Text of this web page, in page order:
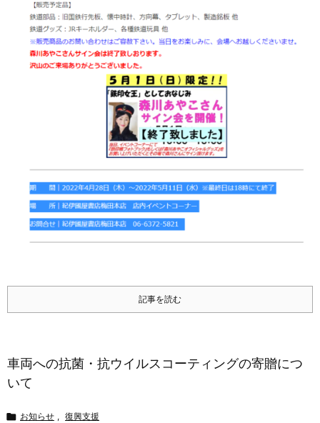
記事を読む
車両への抗菌・抗ウイルスコーティングの寄贈につ
いて
 お知らせ , 復興支援